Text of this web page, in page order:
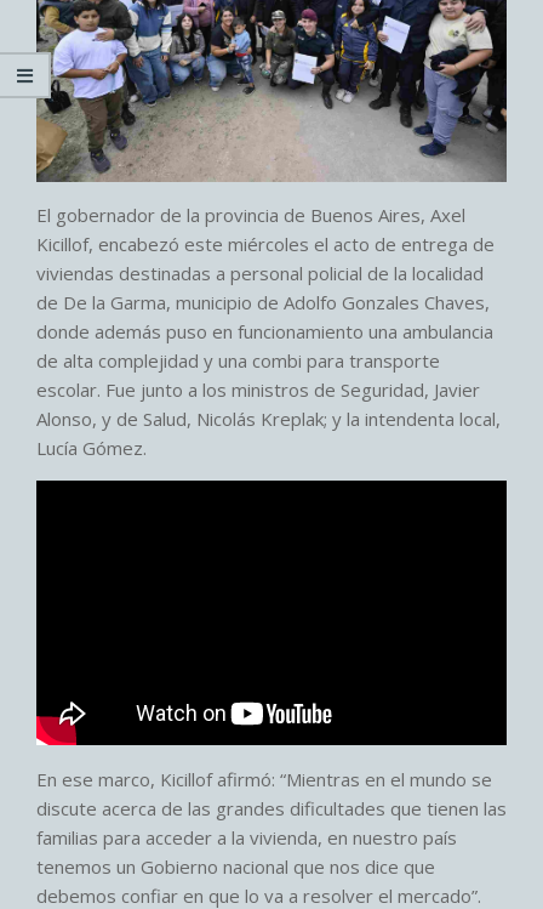
El gobernador de la provincia de Buenos Aires, Axel
Kicillof, encabezó este miércoles el acto de entrega de
viviendas destinadas a personal policial de la localidad
de De la Garma, municipio de Adolfo Gonzales Chaves,
donde además puso en funcionamiento una ambulancia
de alta complejidad y una combi para transporte
escolar. Fue junto a los ministros de Seguridad, Javier
Alonso, y de Salud, Nicolás Kreplak; y la intendenta local,
Lucía Gómez.
En ese marco, Kicillof afirmó: “Mientras en el mundo se
discute acerca de las grandes dificultades que tienen las
familias para acceder a la vivienda, en nuestro país
tenemos un Gobierno nacional que nos dice que
debemos confiar en que lo va a resolver el mercado”.